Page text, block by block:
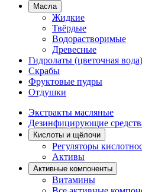
Масла
Жидкие
Твёрдые
Водорастворимые
Древесные
Гидролаты (цветочная вода)
Скрабы
Фруктовые пудры
Отдушки
Экстракты масляные
Дезинфицирующие
Кислоты и щёлочи
Регуляторы
Активы
Активные компоненты
Витамины